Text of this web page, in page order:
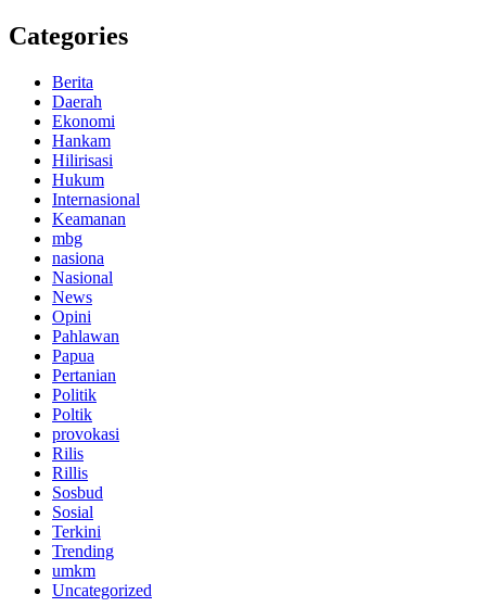
Categories
Berita
Daerah
Ekonomi
Hankam
Hilirisasi
Hukum
Internasional
Keamanan
mbg
nasiona
Nasional
News
Opini
Pahlawan
Papua
Pertanian
Politik
Poltik
provokasi
Rilis
Rillis
Sosbud
Sosial
Terkini
Trending
umkm
Uncategorized